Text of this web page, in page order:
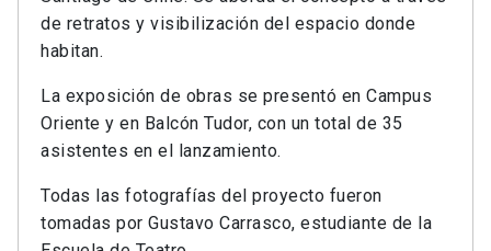
de retratos y visibilización del espacio donde
habitan.
La exposición de obras se presentó en Campus
Oriente y en Balcón Tudor, con un total de 35
asistentes en el lanzamiento.
Todas las fotografías del proyecto fueron
tomadas por Gustavo Carrasco, estudiante de la